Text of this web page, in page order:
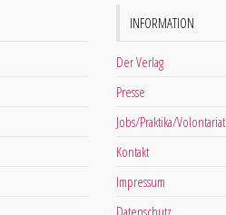
INFORMATION
Der Verlag
Presse
Jobs/Praktika/Volontariat
Kontakt
Impressum
Datenschutz